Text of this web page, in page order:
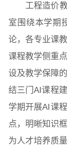
图片新闻
院长致词
院党委 院
工程造价
室围绕本学期
论，各专业课
课程教学侧重
设及教学保障
结三门AI课程
学期开展AI课
点，明晰知识
为人才培养质